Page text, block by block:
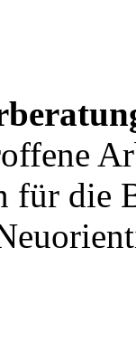
für die